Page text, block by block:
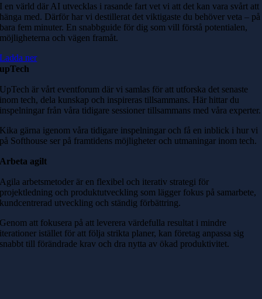
I en värld där AI utvecklas i rasande fart vet vi att det kan vara svårt att
hänga med. Därför har vi destillerat det viktigaste du behöver veta – på
bara fem minuter. En snabbguide för dig som vill förstå potentialen,
möjligheterna och vägen framåt.
Ladda ner
upTech
UpTech är vårt eventforum där vi samlas för att utforska det senaste
inom tech, dela kunskap och inspireras tillsammans. Här hittar du
inspelningar från våra tidigare sessioner tillsammans med våra experter.
Kika gärna igenom våra tidigare inspelningar och få en inblick i hur vi
på Softhouse ser på framtidens möjligheter och utmaningar inom tech.
Arbeta agilt
Agila arbetsmetoder är en flexibel och iterativ strategi för
projektledning och produktutveckling som lägger fokus på samarbete,
kundcentrerad utveckling och ständig förbättring.
Genom att fokusera på att leverera värdefulla resultat i mindre
iterationer istället för att följa strikta planer, kan företag anpassa sig
snabbt till förändrade krav och dra nytta av ökad produktivitet.